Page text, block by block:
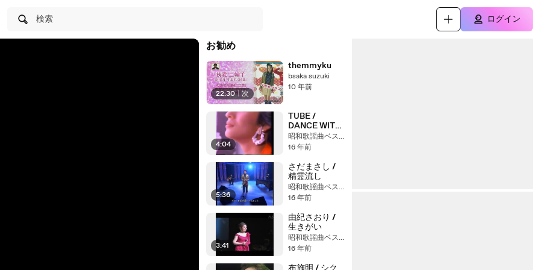
検索 ログイン
お勧め
22:30 | 次
themmyku
bsaka suzuki
10 年前
4:04
TUBE /
DANCE WITH
YOU
昭和歌謡曲ベストヒット大全集
16 年前
5:36
さだまさし /
精霊流し
昭和歌謡曲ベストヒット大全集
16 年前
3:41
由紀さおり /
生きがい
昭和歌謡曲ベストヒット大全集
16 年前